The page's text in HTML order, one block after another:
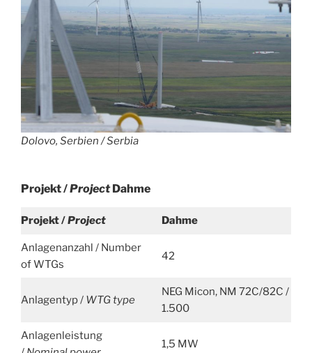
Dolovo, Serbien /Serbia
Projekt /ProjectDahme
Projekt /Project Dahme
Anlagenanzahl / Number
of WTGs
42
Anlagentyp / WTG type
NEG Micon, NM 72C/82C /
1.500
Anlagenleistung
1,5 MW